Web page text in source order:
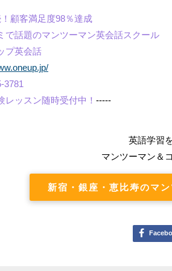
顧客満足度98％達成
で話題のマンツーマン英会話スクール
プ英会話
3781
レッスン随時受付中！ -----
英語学習
マンツーマン＆
新宿・銀座・恵比寿のマ